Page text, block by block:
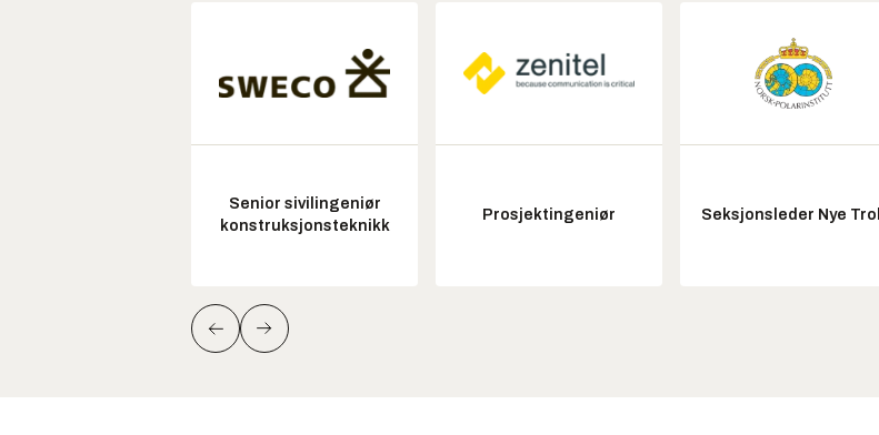
Senior sivilingeniør
konstruksjonsteknikk
Prosjektingeniør Seksjonsleder Nye Troll